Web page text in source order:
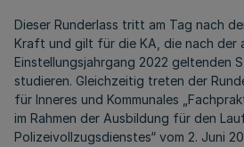
Dieser Runderlass tritt am Tag nach
Kraft und gilt für die KA, die nach der
Einstellungsjahrgang 2022 geltenden
studieren. Gleichzeitig treten der
für Inneres und Kommunales
im Rahmen der Ausbildung für den
Polizeivollzugsdienstes“ vom 2. Juni